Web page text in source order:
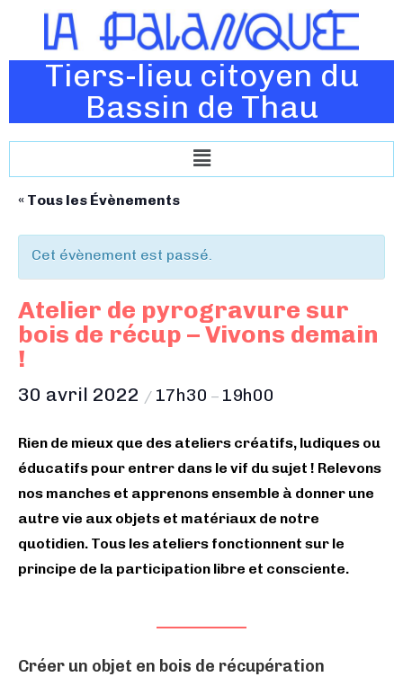
Tiers-lieu citoyen du
Bassin de Thau
« Tous les Évènements
Cet évènement est passé.
Atelier de pyrogravure sur
bois de récup – Vivons demain
!
30 avril 2022 / 17h30 – 19h00
Rien de mieux que des ateliers créatifs, ludiques ou
éducatifs pour entrer dans le vif du sujet ! Relevons
nos manches et apprenons ensemble à donner une
autre vie aux objets et matériaux de notre
quotidien. Tous les ateliers fonctionnent sur le
principe de la participation libre et consciente.
Créer un objet en bois de récupération